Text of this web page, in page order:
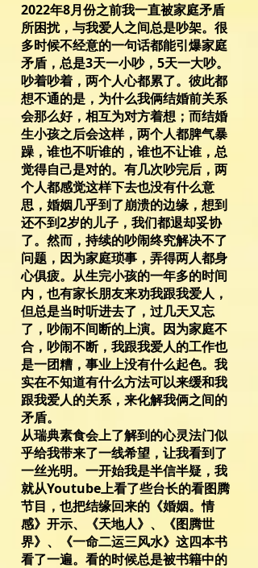
2022年8月份之前我一直被家庭矛盾
所困扰，与我爱人之间总是吵架。很
多时候不经意的一句话都能引爆家庭
矛盾，总是3天一小吵，5天一大吵。
吵着吵着，两个人心都累了。彼此都
想不通的是，为什么我俩结婚前关系
会那么好，相互为对方着想；而结婚
生小孩之后会这样，两个人都脾气暴
躁，谁也不听谁的，谁也不让谁，总
觉得自己是对的。有几次吵完后，两
个人都感觉这样下去也没有什么意
思，婚姻几乎到了崩溃的边缘，想到
还不到2岁的儿子，我们都退却妥协
了。然而，持续的吵闹终究解决不了
问题，因为家庭琐事，弄得两人都身
心俱疲。从生完小孩的一年多的时间
内，也有家长朋友来劝我跟我爱人，
但总是当时听进去了，过几天又忘
了，吵闹不间断的上演。因为家庭不
合，吵闹不断，我跟我爱人的工作也
是一团糟，事业上没有什么起色。我
实在不知道有什么方法可以来缓和我
跟我爱人的关系，来化解我俩之间的
矛盾。
从瑞典素食会上了解到的心灵法门似
乎给我带来了一线希望，让我看到了
一丝光明。一开始我是半信半疑，我
就从Youtube上看了些台长的看图腾
节目，也把结缘回来的《婚姻。情
感》开示、《天地人》、《图腾世
界》、《一命二运三风水》这四本书
看了一遍。看的时候总是被书籍中的